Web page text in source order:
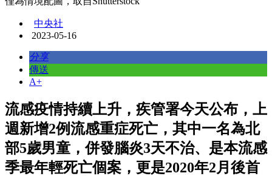
中央社
2023-05-16
分享
傳送
A+
流感疫情持續上升，疾管署今天公布，上
週新增2例流感重症死亡，其中一名為北
部5歲男童，併發腦炎3天不治、是本流感
季最年輕死亡個案，更是2020年2月後首